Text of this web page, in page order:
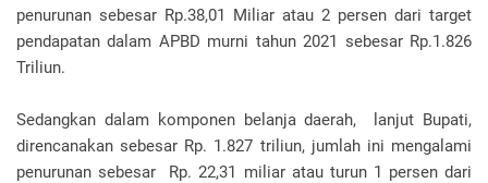
penurunan sebesar Rp.38,01 Miliar atau 2 persen dari target
pendapatan dalam APBD murni tahun 2021 sebesar Rp.1.826
Triliun.
Sedangkan dalam komponen belanja daerah, lanjut Bupati,
direncanakan sebesar Rp. 1.827 triliun, jumlah ini mengalami
penurunan sebesar Rp. 22,31 miliar atau turun 1 persen dari